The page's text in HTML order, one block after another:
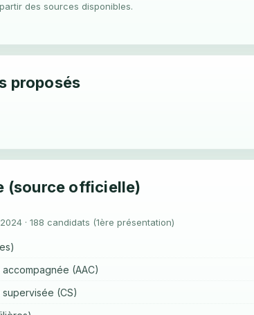
des sources disponibles.
proposés
(source officielle)
· 188 candidats (1ère présentation)
(AAC)
(CS)